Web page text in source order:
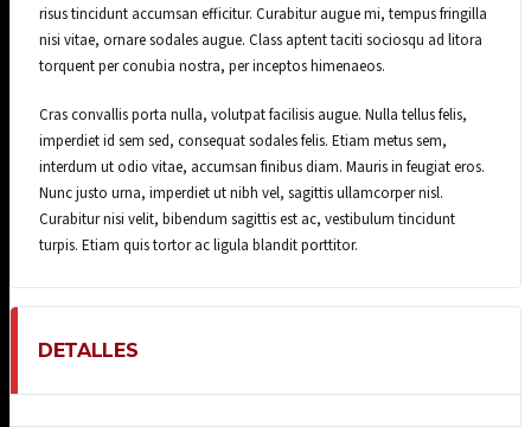
risus tincidunt accumsan efficitur. Curabitur augue mi, tempus fringilla
nisi vitae, ornare sodales augue. Class aptent taciti sociosqu ad litora
torquent per conubia nostra, per inceptos himenaeos.
Cras convallis porta nulla, volutpat facilisis augue. Nulla tellus felis,
imperdiet id sem sed, consequat sodales felis. Etiam metus sem,
interdum ut odio vitae, accumsan finibus diam. Mauris in feugiat eros.
Nunc justo urna, imperdiet ut nibh vel, sagittis ullamcorper nisl.
Curabitur nisi velit, bibendum sagittis est ac, vestibulum tincidunt
turpis. Etiam quis tortor ac ligula blandit porttitor.
DETALLES